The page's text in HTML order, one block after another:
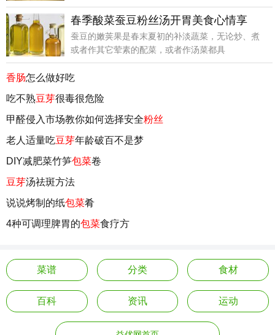
春季酸菜蚕豆粉丝汤开胃美食心情享
蚕豆的嫩荚果是春末夏初的补淡蔬菜，无论炒、煮
或者作其它荤素的配菜，或者作汤菜都具
香肠怎么做好吃
吃不熟豆芽很毒很危险
甲醛侵入市场教你如何选择安全粉丝
老人适量吃豆芽年龄破百不是梦
DIY减肥菜竹笋包菜卷
豆芽汤祛斑方法
说说烤制的纸包菜肴
4种可调理脾胃的包菜食疗方
菜谱 分类 食材
百科 资讯 运动